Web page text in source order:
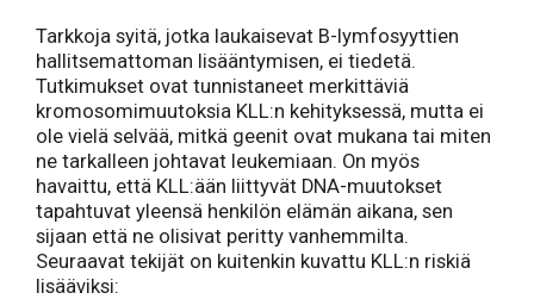
Tarkkoja syitä, jotka laukaisevat B-lymfosyyttien
hallitsemattoman lisääntymisen, ei tiedetä.
Tutkimukset ovat tunnistaneet merkittäviä
kromosomimuutoksia KLL:n kehityksessä, mutta ei
ole vielä selvää, mitkä geenit ovat mukana tai miten
ne tarkalleen johtavat leukemiaan. On myös
havaittu, että KLL:ään liittyvät DNA-muutokset
tapahtuvat yleensä henkilön elämän aikana, sen
sijaan että ne olisivat peritty vanhemmilta.
Seuraavat tekijät on kuitenkin kuvattu KLL:n riskiä
lisääviksi: